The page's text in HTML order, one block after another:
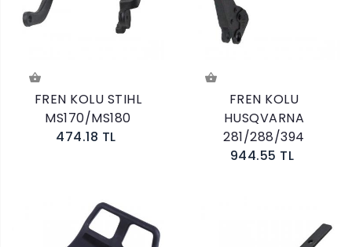
FREN KOLU STIHL
MS170/MS180
474.18 TL
FREN KOLU
HUSQVARNA
281/288/394
944.55 TL